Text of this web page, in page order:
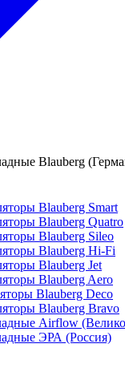
Blauberg
Blauberg Smart
Blauberg Quatro
Blauberg Sileo
Blauberg Hi-Fi
Blauberg Jet
Blauberg Aero
Blauberg Deco
Blauberg Bravo
Airflow
ЭРА (Россия)